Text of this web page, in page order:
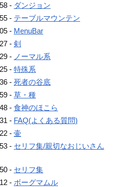
- ダンジョン
- テーブルマウンテン
- MenuBar
-剣
- ノーマル系
-特殊系
-死者の谷底
-草・種
-食神のほこら
- FAQ(よくある質問)
-壷
- セリフ集/親切なおじいさん
- セリフ集
- ボーグマムル